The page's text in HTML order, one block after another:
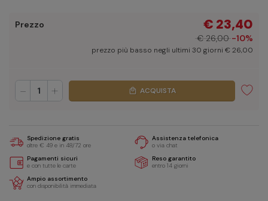
€ 23,40
€ 26,00 -10%
Prezzo
prezzo più basso negli ultimi 30 giorni € 26,00
- + local_mall ACQUISTA
Spedizione gratis
oltre € 49 e in 48/72 ore
Assistenza telefonica
o via chat
Pagamenti sicuri
e con tutte le carte
Reso garantito
entro 14 giorni
Ampio assortimento
con disponibilità immediata